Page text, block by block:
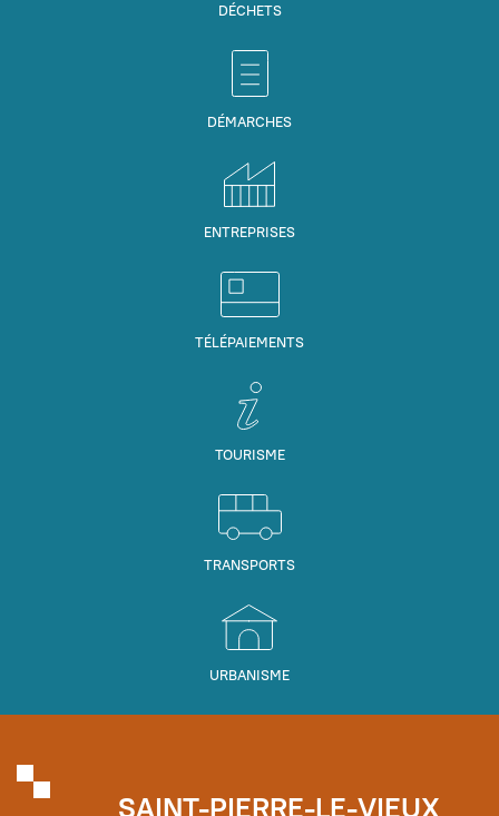
DÉCHETS
DÉMARCHES
ENTREPRISES
TÉLÉPAIEMENTS
TOURISME
TRANSPORTS
URBANISME
SAINT-PIERRE-LE-VIEUX